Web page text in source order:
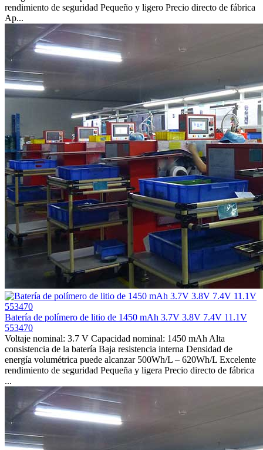
rendimiento de seguridad Pequeño y ligero Precio directo de fábrica
Ap...
Batería de polímero de litio de 1450 mAh 3.7V 3.8V 7.4V 11.1V
553470
Voltaje nominal: 3.7 V Capacidad nominal: 1450 mAh Alta
consistencia de la batería Baja resistencia interna Densidad de
energía volumétrica puede alcanzar 500Wh/L – 620Wh/L Excelente
rendimiento de seguridad Pequeña y ligera Precio directo de fábrica
...